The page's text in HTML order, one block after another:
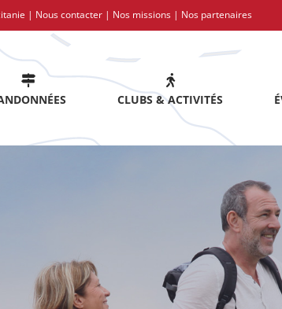
| Nous contacter | Nos missions | Nos partenaires
CLUBS & ACTIVITÉS